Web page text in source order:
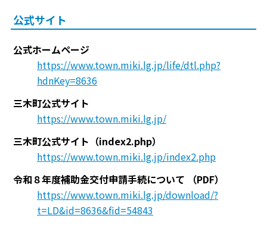
公式サイト
公式ホームページ
https://www.town.miki.lg.jp/life/dtl.php?
hdnKey=8636
三木町公式サイト
https://www.town.miki.lg.jp/
三木町公式サイト（index2.php）
https://www.town.miki.lg.jp/index2.php
令和８年度補助金交付申請手続について
（PDF）
https://www.town.miki.lg.jp/download/?
t=LD&id=8636&fid=54843